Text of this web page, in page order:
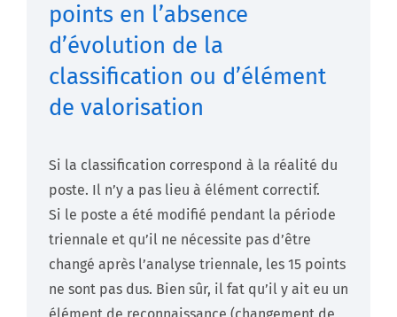
points en l’absence
d’évolution de la
classification ou d’élément
de valorisation
Si la classification correspond à la réalité du
poste. Il n’y a pas lieu à élément correctif.
Si le poste a été modifié pendant la période
triennale et qu’il ne nécessite pas d’être
changé après l’analyse triennale, les 15 points
ne sont pas dus. Bien sûr, il fat qu’il y ait eu un